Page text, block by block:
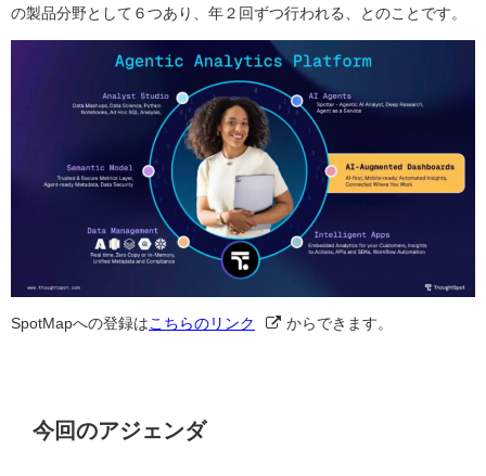
の製品分野として６つあり、年２回ずつ行われる、とのことです。
SpotMapへの登録は こちらのリンク からできます。
今回のアジェンダ